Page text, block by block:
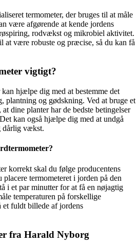
termometer, der bruges til at måle
være afgørende at kende jordens
rodvækst og mikrobiel aktivitet.
at være robuste og præcise, så du kan få
vigtigt?
hjælpe dig med at bestemme det
plantning og gødskning. Ved at bruge et
dine planter har de bedste betingelser
kan også hjælpe dig med at undgå
dårlig vækst.
korrekt skal du følge producentens
termometeret i jorden på den
i et par minutter for at få en nøjagtig
temperaturen på forskellige
et fuldt billede af jordens
fra Harald Nyborg